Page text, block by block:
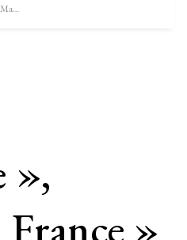
Sébastien-Étienne Marechal
»,
»